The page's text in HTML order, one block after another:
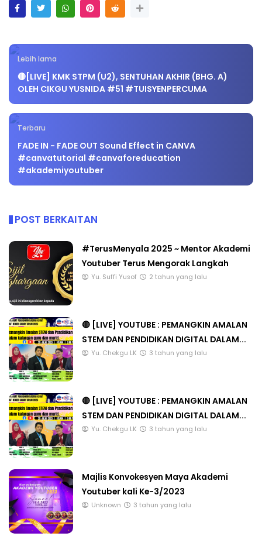
Lebih lama
🔴[LIVE] KMK STPM (U2), SENTUHAN AKHIR (BHG. A)
OLEH CIKGU YUSNIDA #51 #TUISYENPERCUMA
Terbaru
FADE IN - FADE OUT Sound Effect in CANVA
#canvatutorial #canvaforeducation
#akademiyoutuber
POST BERKAITAN
#TerusMenyala 2025 ~ Mentor Akademi
Youtuber Terus Mengorak Langkah
Yu. Suffi Yusof 2 tahun yang lalu
🔴 [LIVE] YOUTUBE : PEMANGKIN AMALAN
STEM DAN PENDIDIKAN DIGITAL DALAM...
Yu. Chekgu LK 3 tahun yang lalu
🔴 [LIVE] YOUTUBE : PEMANGKIN AMALAN
STEM DAN PENDIDIKAN DIGITAL DALAM...
Yu. Chekgu LK 3 tahun yang lalu
Majlis Konvokesyen Maya Akademi
Youtuber kali Ke-3/2023
Unknown 3 tahun yang lalu